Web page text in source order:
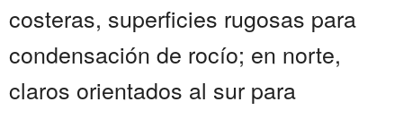
costeras, superficies rugosas para
condensación de rocío; en norte,
claros orientados al sur para